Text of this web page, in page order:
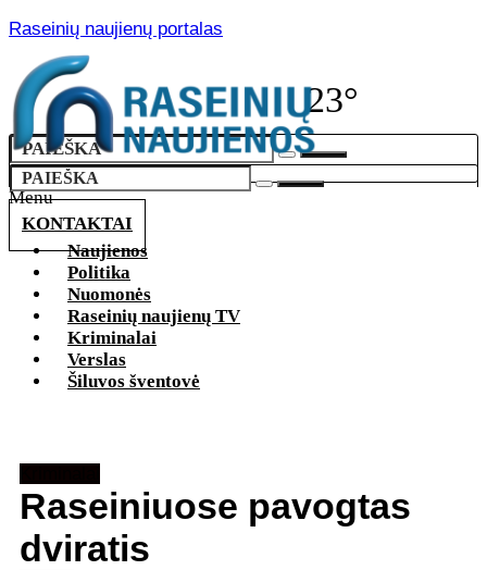
Raseinių naujienų portalas
23°
KONTAKTAI
Menu
Naujienos
Politika
Nuomonės
Raseinių naujienų TV
Kriminalai
Verslas
Šiluvos šventovė
Raseiniuose pavogtas
dviratis